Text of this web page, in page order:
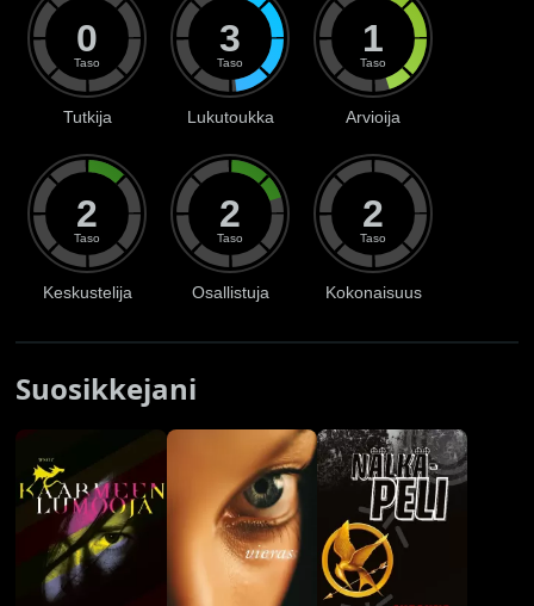
0
Taso
Tutkija
3
Taso
Lukutoukka
1
Taso
Arvioija
2
Taso
Keskustelija
2
Taso
Osallistuja
2
Taso
Kokonaisuus
Suosikkejani